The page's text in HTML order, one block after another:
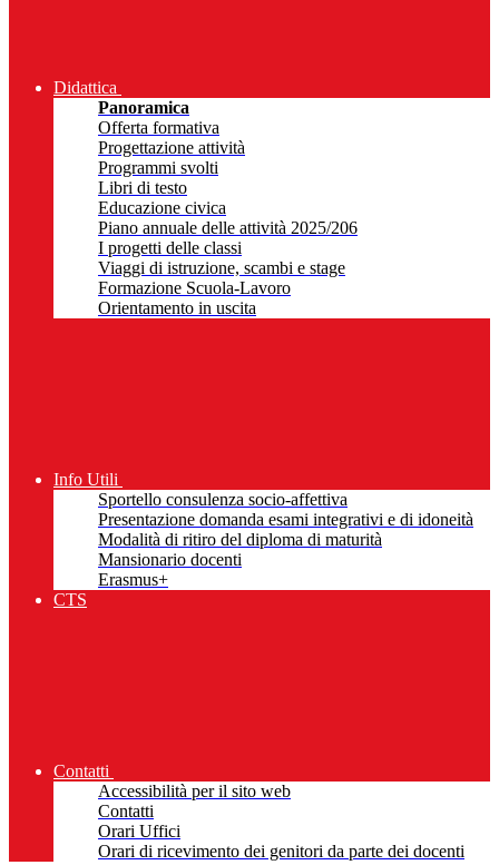
Didattica
Panoramica
Offerta formativa
Progettazione attività
Programmi svolti
Libri di testo
Educazione civica
Piano annuale delle attività 2025/206
I progetti delle classi
Viaggi di istruzione, scambi e stage
Formazione Scuola-Lavoro
Orientamento in uscita
Info Utili
Sportello consulenza socio-affettiva
Presentazione domanda esami integrativi e di idoneità
Modalità di ritiro del diploma di maturità
Mansionario docenti
Erasmus+
CTS
Contatti
Accessibilità per il sito web
Contatti
Orari Uffici
Orari di ricevimento dei genitori da parte dei docenti